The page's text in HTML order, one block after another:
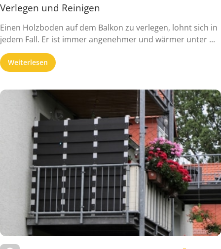
Verlegen und Reinigen
Einen Holzboden auf dem Balkon zu verlegen, lohnt sich in
jedem Fall. Er ist immer angenehmer und wärmer unter ...
Weiterlesen